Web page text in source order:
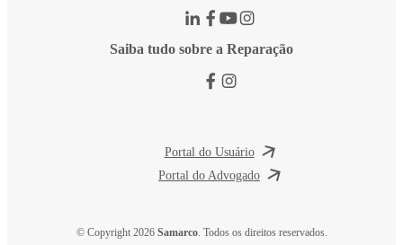
Saiba tudo sobre a Reparação
Portal do Usuário
Portal do Advogado
© Copyright 2026 Samarco. Todos os direitos reservados.